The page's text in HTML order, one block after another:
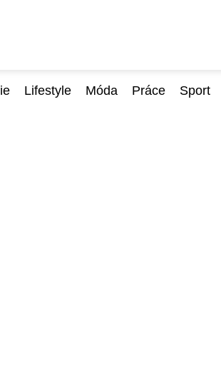
Lifestyle Móda Práce Sport